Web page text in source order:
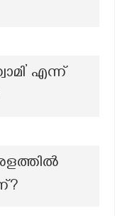
എന്ന്